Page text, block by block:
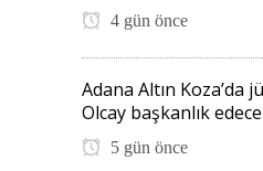
4 gün önce
Adana Altın Koza’da
Olcay başkanlık
5 gün önce